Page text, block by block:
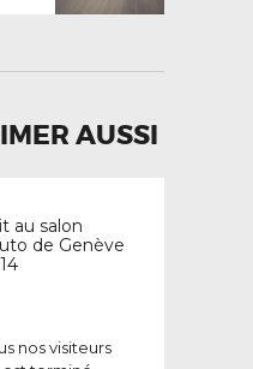
AUSSI
au salon
de Genève
nos visiteurs